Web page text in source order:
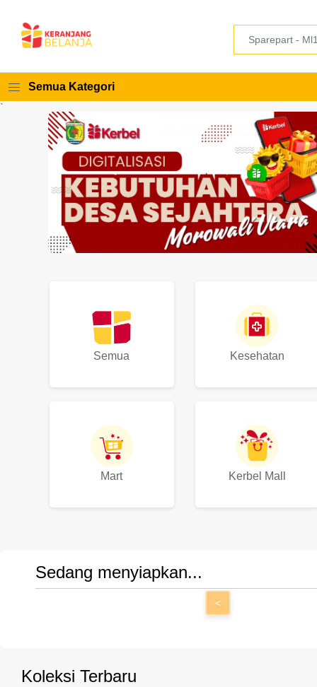
Semua Kategori
`
Semua Kesehatan
Mart Kerbel Mall
Sedang menyiapkan...
<
Koleksi Terbaru